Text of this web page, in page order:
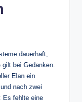
dauerhaft,
bei Gedanken.
Elan ein
nach zwei
Es fehlte eine